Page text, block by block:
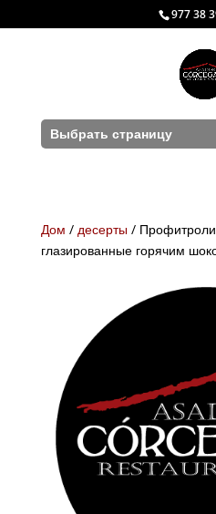
977 38
Выбрать страницу
Дом / десерты/ Профитроли
глазированные горячим